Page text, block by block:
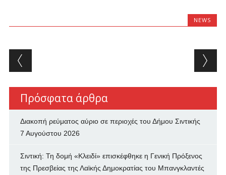
NEWS
Post navigation
Πρόσφατα άρθρα
Διακοπή ρεύματος αύριο σε περιοχές του Δήμου Σιντικής
7 Αυγούστου 2026
Σιντική: Τη δομή «Κλειδί» επισκέφθηκε η Γενική Πρόξενος
της Πρεσβείας της Λαϊκής Δημοκρατίας του Μπανγκλαντές